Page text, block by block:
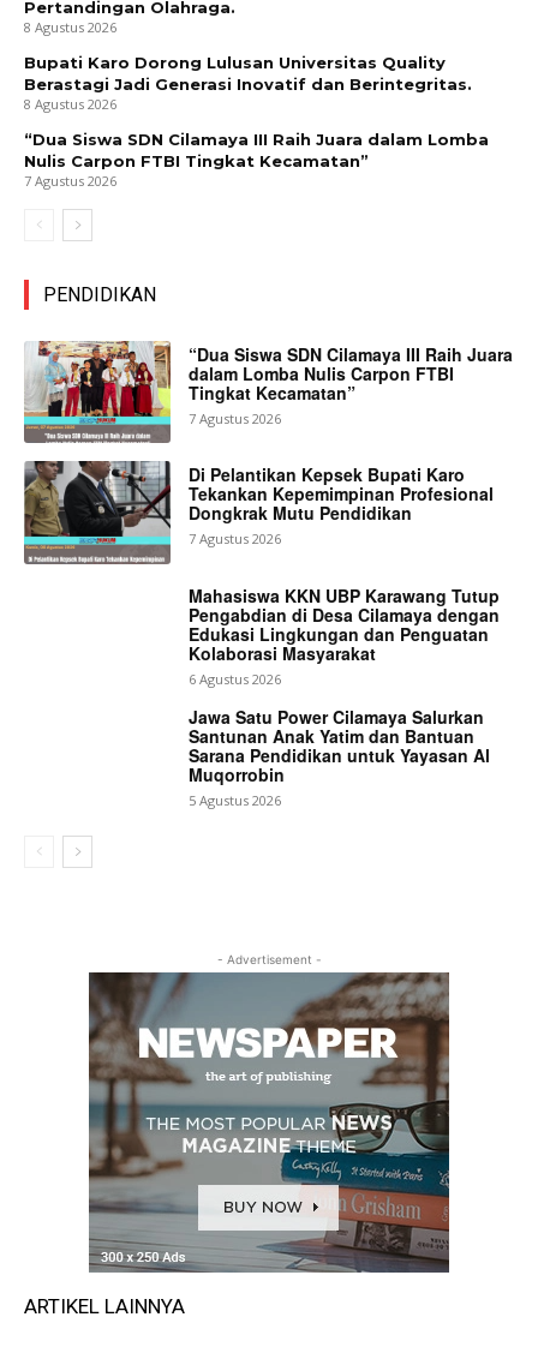
Pertandingan Olahraga.
8 Agustus 2026
Bupati Karo Dorong Lulusan Universitas Quality
Berastagi Jadi Generasi Inovatif dan Berintegritas.
8 Agustus 2026
“Dua Siswa SDN Cilamaya III Raih Juara dalam Lomba
Nulis Carpon FTBI Tingkat Kecamatan”
7 Agustus 2026
PENDIDIKAN
“Dua Siswa SDN Cilamaya III Raih Juara
dalam Lomba Nulis Carpon FTBI
Tingkat Kecamatan”
7 Agustus 2026
Di Pelantikan Kepsek Bupati Karo
Tekankan Kepemimpinan Profesional
Dongkrak Mutu Pendidikan
7 Agustus 2026
Mahasiswa KKN UBP Karawang Tutup
Pengabdian di Desa Cilamaya dengan
Edukasi Lingkungan dan Penguatan
Kolaborasi Masyarakat
6 Agustus 2026
Jawa Satu Power Cilamaya Salurkan
Santunan Anak Yatim dan Bantuan
Sarana Pendidikan untuk Yayasan Al
Muqorrobin
5 Agustus 2026
- Advertisement -
ARTIKEL LAINNYA